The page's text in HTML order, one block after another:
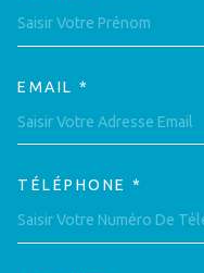
EMAIL *
TÉLÉPHONE *